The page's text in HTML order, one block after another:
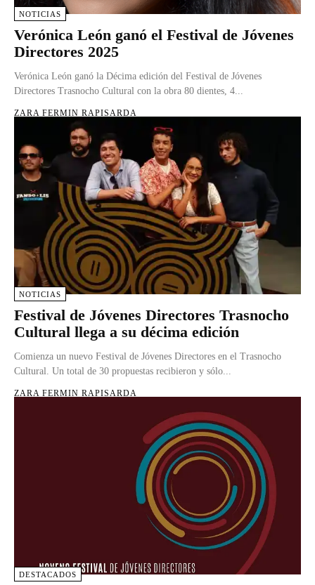
NOTICIAS
Verónica León ganó el Festival de Jóvenes
Directores 2025
Verónica León ganó la Décima edición del Festival de Jóvenes
Directores Trasnocho Cultural con la obra 80 dientes, 4...
ZARA FERMIN RAPISARDA
NOTICIAS
Festival de Jóvenes Directores Trasnocho
Cultural llega a su décima edición
Comienza un nuevo Festival de Jóvenes Directores en el Trasnocho
Cultural. Un total de 30 propuestas recibieron y sólo...
ZARA FERMIN RAPISARDA
DESTACADOS